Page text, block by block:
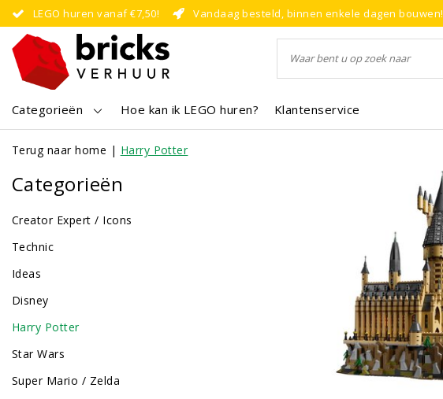
LEGO huren vanaf €7,50! Vandaag besteld, binnen enkele dagen bouwen!
Categorieën Hoe kan ik LEGO huren? Klantenservice
Terug naar home | Harry Potter
Categorieën
Creator Expert / Icons
Technic
Ideas
Disney
Harry Potter
Star Wars
Super Mario / Zelda